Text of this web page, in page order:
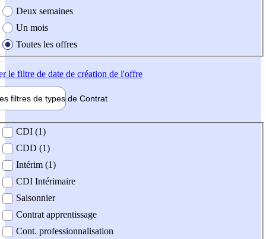
Deux semaines
Un mois
Toutes les offres
le filtre de date de création de l'offre
filtres de types de Contrat
contrat
CDI (1)
CDD (1)
Intérim (1)
CDI Intérimaire
Saisonnier
Contrat apprentissage
Cont. professionnalisation